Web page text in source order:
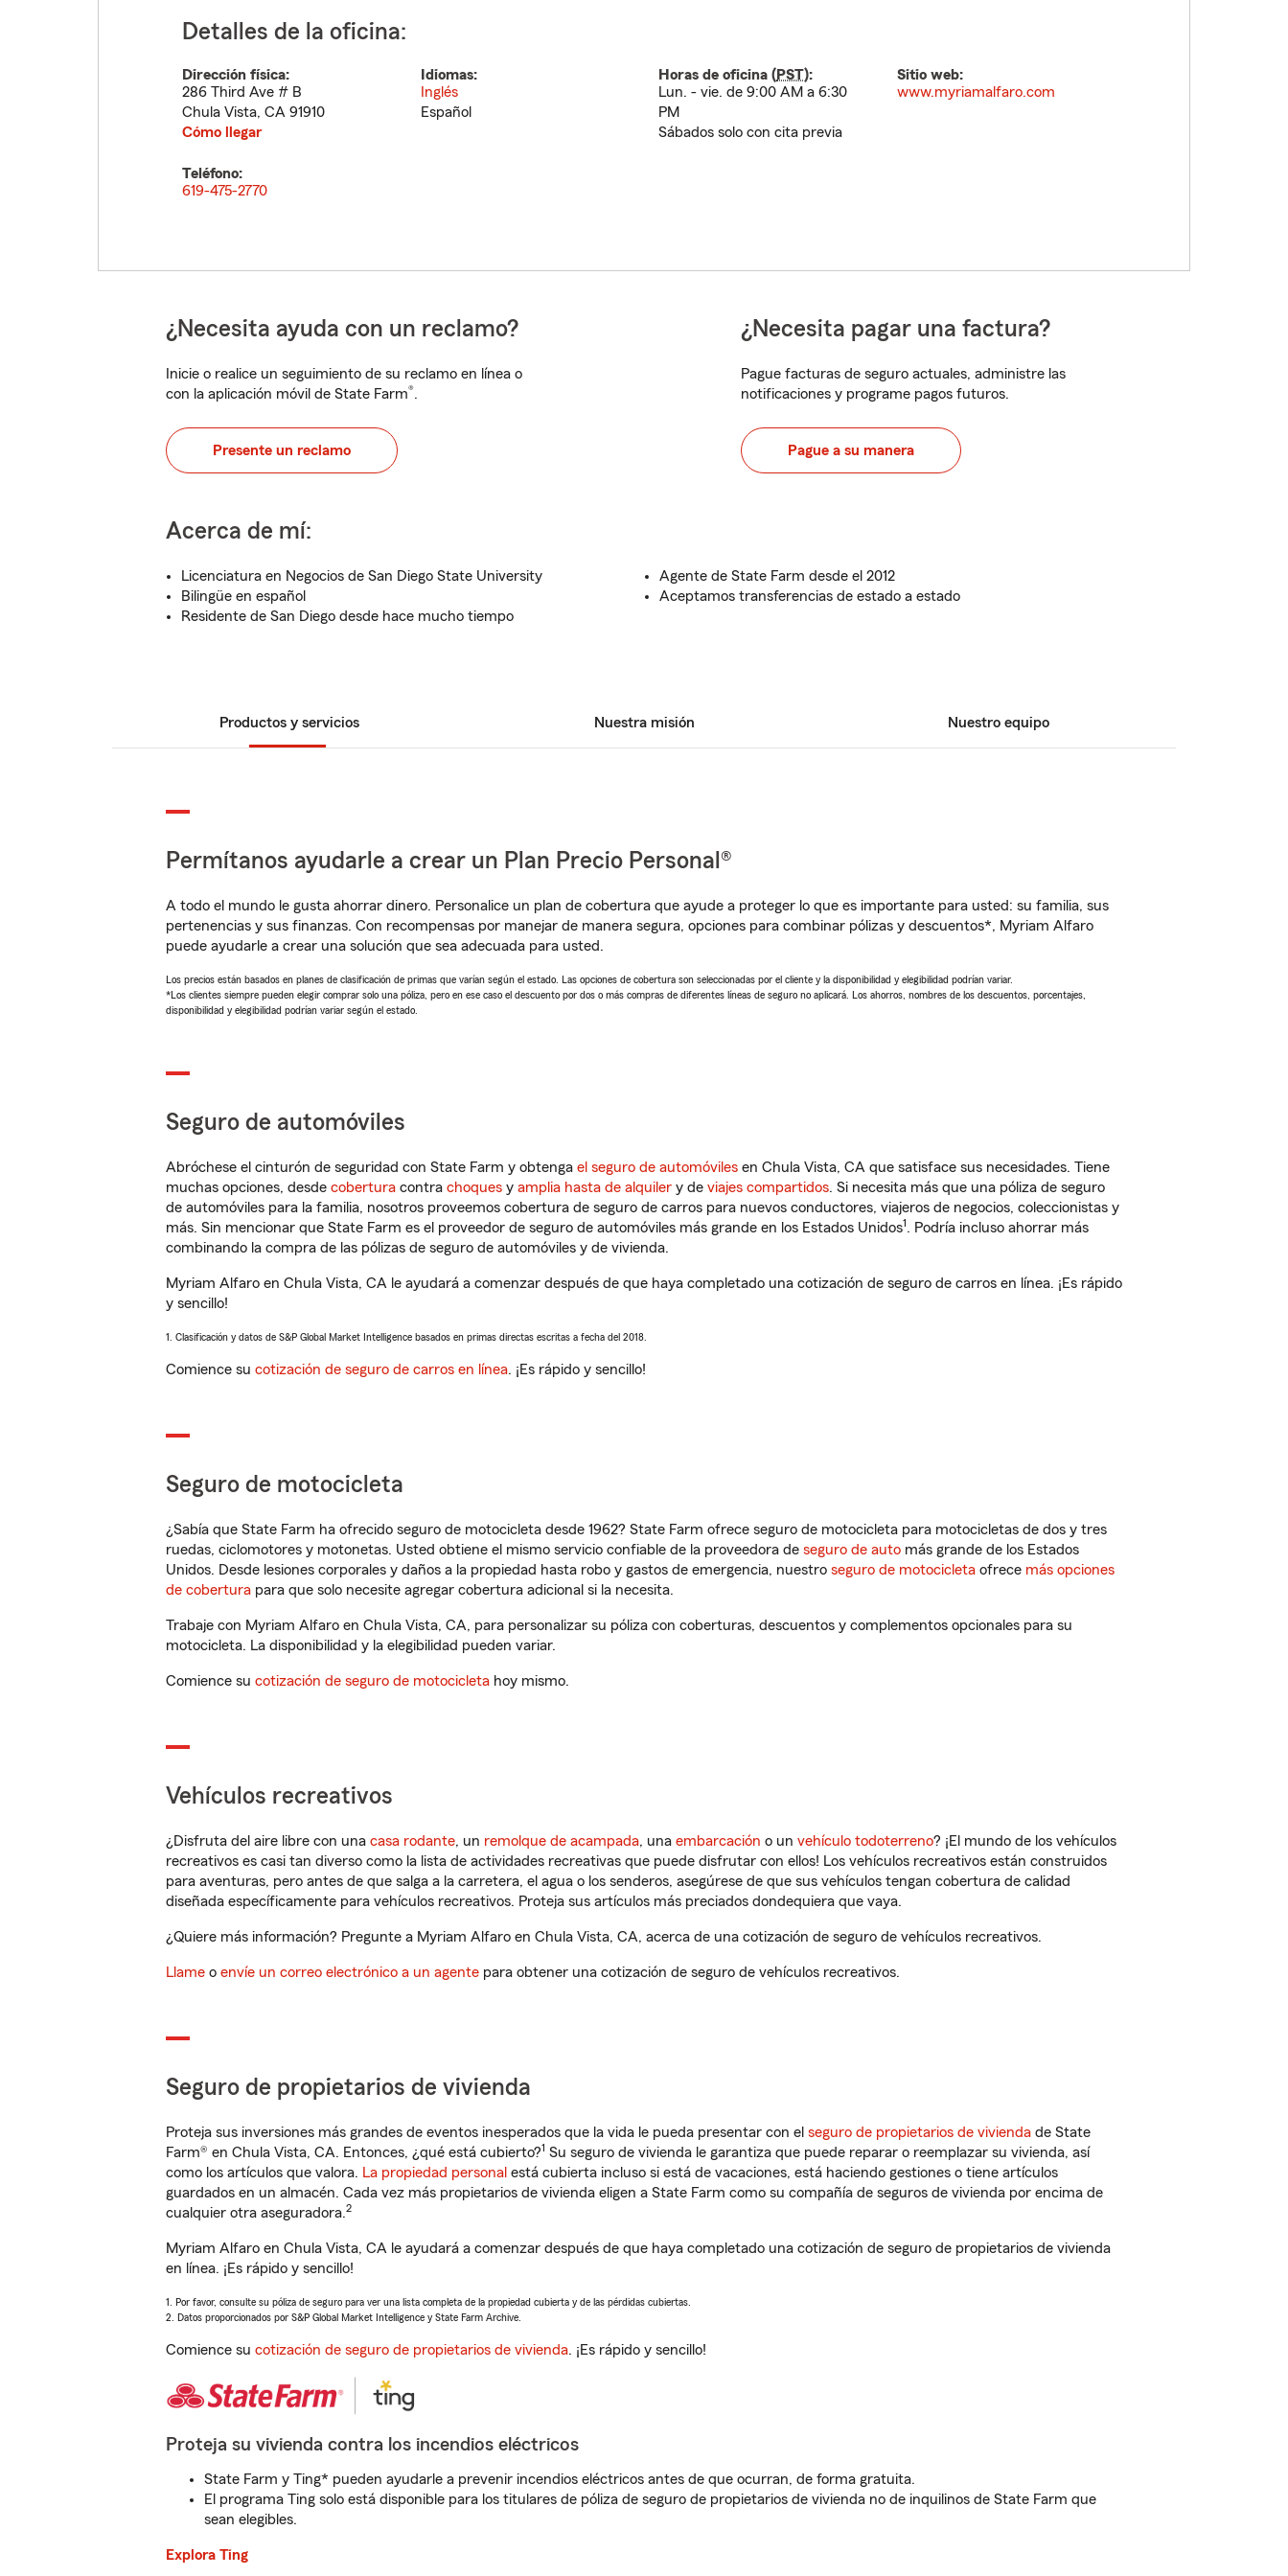
Detalles de la oficina:
Dirección física:
286 Third Ave # B
Chula Vista, CA 91910
Cómo llegar
Idiomas:
Inglés
Español
Horas de oficina (PST):
Lun. - vie. de 9:00 AM a 6:30
PM
Sábados solo con cita previa
Sitio web:
www.myriamalfaro.com
Teléfono:
619-475-2770
¿Necesita ayuda con un reclamo?
Inicie o realice un seguimiento de su reclamo en línea o
con la aplicación móvil de State Farm®.
Presente un reclamo
¿Necesita pagar una factura?
Pague facturas de seguro actuales, administre las
notificaciones y programe pagos futuros.
Pague a su manera
Acerca de mí:
Licenciatura en Negocios de San Diego State University
Bilingüe en español
Residente de San Diego desde hace mucho tiempo
Agente de State Farm desde el 2012
Aceptamos transferencias de estado a estado
Productos y servicios Nuestra misión Nuestro equipo
Permítanos ayudarle a crear un Plan Precio Personal®
A todo el mundo le gusta ahorrar dinero. Personalice un plan de cobertura que ayude a proteger lo que es importante para usted: su familia, sus
pertenencias y sus finanzas. Con recompensas por manejar de manera segura, opciones para combinar pólizas y descuentos*, Myriam Alfaro
puede ayudarle a crear una solución que sea adecuada para usted.
Los precios están basados en planes de clasificación de primas que varían según el estado. Las opciones de cobertura son seleccionadas por el cliente y la disponibilidad y elegibilidad podrían variar.
*Los clientes siempre pueden elegir comprar solo una póliza, pero en ese caso el descuento por dos o más compras de diferentes líneas de seguro no aplicará. Los ahorros, nombres de los descuentos, porcentajes,
disponibilidad y elegibilidad podrían variar según el estado.
Seguro de automóviles
Abróchese el cinturón de seguridad con State Farm y obtenga el seguro de automóviles en Chula Vista, CA que satisface sus necesidades. Tiene
muchas opciones, desde cobertura contra choques y amplia hasta de alquiler y de viajes compartidos. Si necesita más que una póliza de seguro
de automóviles para la familia, nosotros proveemos cobertura de seguro de carros para nuevos conductores, viajeros de negocios, coleccionistas y
más. Sin mencionar que State Farm es el proveedor de seguro de automóviles más grande en los Estados Unidos1. Podría incluso ahorrar más
combinando la compra de las pólizas de seguro de automóviles y de vivienda.
Myriam Alfaro en Chula Vista, CA le ayudará a comenzar después de que haya completado una cotización de seguro de carros en línea. ¡Es rápido
y sencillo!
1. Clasificación y datos de S&P Global Market Intelligence basados en primas directas escritas a fecha del 2018.
Comience su cotización de seguro de carros en línea. ¡Es rápido y sencillo!
Seguro de motocicleta
¿Sabía que State Farm ha ofrecido seguro de motocicleta desde 1962? State Farm ofrece seguro de motocicleta para motocicletas de dos y tres
ruedas, ciclomotores y motonetas. Usted obtiene el mismo servicio confiable de la proveedora de seguro de auto más grande de los Estados
Unidos. Desde lesiones corporales y daños a la propiedad hasta robo y gastos de emergencia, nuestro seguro de motocicleta ofrece más opciones
de cobertura para que solo necesite agregar cobertura adicional si la necesita.
Trabaje con Myriam Alfaro en Chula Vista, CA, para personalizar su póliza con coberturas, descuentos y complementos opcionales para su
motocicleta. La disponibilidad y la elegibilidad pueden variar.
Comience su cotización de seguro de motocicleta hoy mismo.
Vehículos recreativos
¿Disfruta del aire libre con una casa rodante, un remolque de acampada, una embarcación o un vehículo todoterreno? ¡El mundo de los vehículos
recreativos es casi tan diverso como la lista de actividades recreativas que puede disfrutar con ellos! Los vehículos recreativos están construidos
para aventuras, pero antes de que salga a la carretera, el agua o los senderos, asegúrese de que sus vehículos tengan cobertura de calidad
diseñada específicamente para vehículos recreativos. Proteja sus artículos más preciados dondequiera que vaya.
¿Quiere más información? Pregunte a Myriam Alfaro en Chula Vista, CA, acerca de una cotización de seguro de vehículos recreativos.
Llame o envíe un correo electrónico a un agente para obtener una cotización de seguro de vehículos recreativos.
Seguro de propietarios de vivienda
Proteja sus inversiones más grandes de eventos inesperados que la vida le pueda presentar con el seguro de propietarios de vivienda de State
Farm® en Chula Vista, CA. Entonces, ¿qué está cubierto?1 Su seguro de vivienda le garantiza que puede reparar o reemplazar su vivienda, así
como los artículos que valora. La propiedad personal está cubierta incluso si está de vacaciones, está haciendo gestiones o tiene artículos
guardados en un almacén. Cada vez más propietarios de vivienda eligen a State Farm como su compañía de seguros de vivienda por encima de
cualquier otra aseguradora.2
Myriam Alfaro en Chula Vista, CA le ayudará a comenzar después de que haya completado una cotización de seguro de propietarios de vivienda
en línea. ¡Es rápido y sencillo!
1. Por favor, consulte su póliza de seguro para ver una lista completa de la propiedad cubierta y de las pérdidas cubiertas.
2. Datos proporcionados por S&P Global Market Intelligence y State Farm Archive.
Comience su cotización de seguro de propietarios de vivienda. ¡Es rápido y sencillo!
Proteja su vivienda contra los incendios eléctricos
State Farm y Ting* pueden ayudarle a prevenir incendios eléctricos antes de que ocurran, de forma gratuita.
El programa Ting solo está disponible para los titulares de póliza de seguro de propietarios de vivienda no de inquilinos de State Farm que
sean elegibles.
Explora Ting